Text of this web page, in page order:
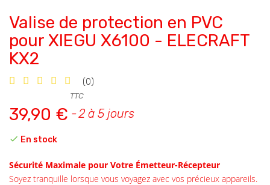
Valise de protection en PVC
pour XIEGU X6100 - ELECRAFT
KX2
(0)
39,90 €
TTC
2 à 5 jours
 En stock
Sécurité Maximale pour Votre Émetteur-Récepteur
Soyez tranquille lorsque vous voyagez avec vos précieux appareils.